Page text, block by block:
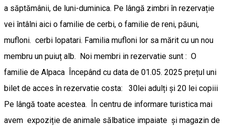
a săptămânii, de luni-duminica. Pe lângă zimbri în rezervație
vei întâlni aici o familie de cerbi, o familie de reni, păuni,
mufloni. cerbi lopatari. Familia mufloni lor sa mărit cu un nou
membru un puiuț alb. Noi membri in rezervatie sunt : O
familie de Alpaca Începând cu data de 01.05. 2025 prețul uni
bilet de acces în rezervatie costa: 30lei adulți și 20 lei copiii
Pe lângă toate acestea. În centru de informare turistica mai
avem expoziție de animale sălbatice impaiate și magazin de